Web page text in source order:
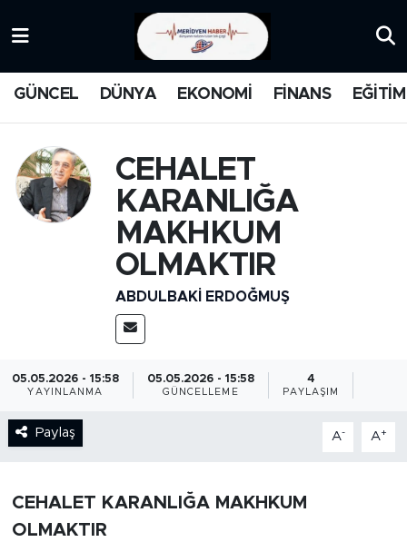
GÜNCEL DÜNYA EKONOMİ FİNANS EĞİTİM
CEHALET
KARANLIĞA
MAKHKUM
OLMAKTIR
ABDULBAKI ERDOĞMUŞ
05.05.2026 - 15:58
YAYINLANMA
05.05.2026 - 15:58
GÜNCELLEME
4
PAYLAŞIM
Paylaş A- A+
CEHALET KARANLIĞA MAKHKUM
OLMAKTIR
MANŞET
MEDYA
GÜNCEL
KARİKATÜR
BİLİM-TEKNOLOJİ
ANALİZ
İstanbul Namaz Vakitleri
Trafik Durumu
Süper Lig Puan Durumu ve Fikstür
Tüm Manşetler
Son Dakika Haberleri
Haber Arşivi